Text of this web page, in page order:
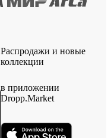
Распродажи и новые
коллекции
в приложении
Dropp.Market